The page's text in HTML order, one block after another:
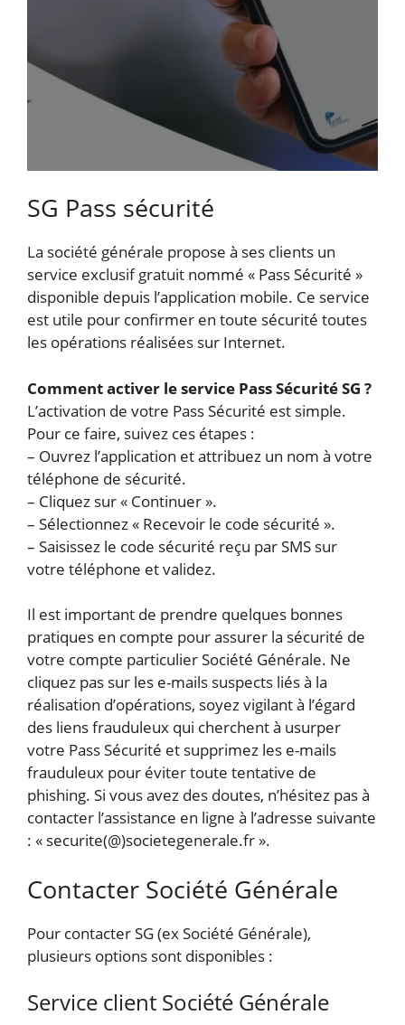
SG Pass sécurité
La société générale propose à ses clients un
service exclusif gratuit nommé « Pass Sécurité »
disponible depuis l’application mobile. Ce service
est utile pour confirmer en toute sécurité toutes
les opérations réalisées sur Internet.
Comment activer le service Pass Sécurité SG ?
L’activation de votre Pass Sécurité est simple.
Pour ce faire, suivez ces étapes :
– Ouvrez l’application et attribuez un nom à votre
téléphone de sécurité.
– Cliquez sur « Continuer ».
– Sélectionnez « Recevoir le code sécurité ».
– Saisissez le code sécurité reçu par SMS sur
votre téléphone et validez.
Il est important de prendre quelques bonnes
pratiques en compte pour assurer la sécurité de
votre compte particulier Société Générale. Ne
cliquez pas sur les e-mails suspects liés à la
réalisation d’opérations, soyez vigilant à l’égard
des liens frauduleux qui cherchent à usurper
votre Pass Sécurité et supprimez les e-mails
frauduleux pour éviter toute tentative de
phishing. Si vous avez des doutes, n’hésitez pas à
contacter l’assistance en ligne à l’adresse suivante
: « securite(@)societegenerale.fr ».
Contacter Société Générale
Pour contacter SG (ex Société Générale),
plusieurs options sont disponibles :
Service client Société Générale